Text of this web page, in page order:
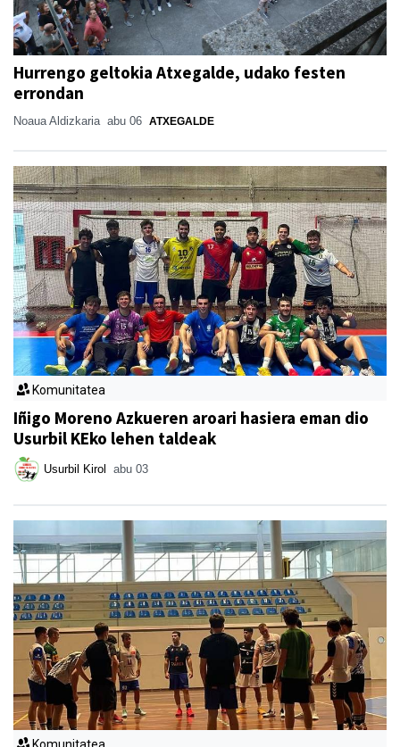
Hurrengo geltokia Atxegalde, udako festen
errondan
Noaua Aldizkaria abu 06 ATXEGALDE
Komunitatea
Iñigo Moreno Azkueren aroari hasiera eman dio
Usurbil KEko lehen taldeak
Usurbil Kirol abu 03